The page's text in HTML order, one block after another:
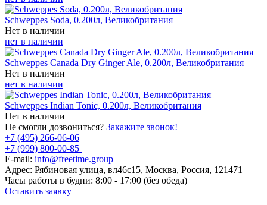
Schweppes Soda, 0.200л, Великобритания
Нет в наличии
нет в наличии
Schweppes Canada Dry Ginger Ale, 0.200л, Великобритания
Нет в наличии
нет в наличии
Schweppes Indian Tonic, 0.200л, Великобритания
Нет в наличии
Не смогли дозвониться? Закажите звонок!
+7 (495) 266-06-06
+7 (999) 800-00-85
E-mail: info@freetime.group
Адрес: Рябиновая улица, вл46с15, Москва, Россия, 121471
Часы работы в будни: 8:00 - 17:00 (без обеда)
Оставить заявку